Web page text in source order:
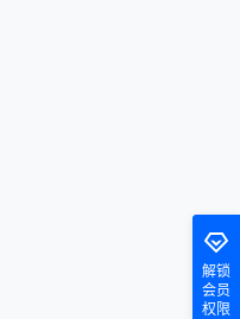
解锁
会员
权限